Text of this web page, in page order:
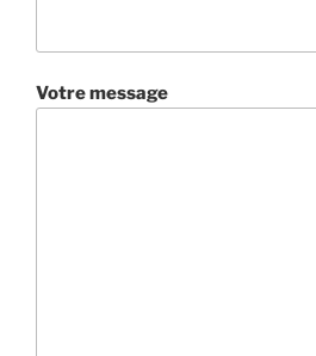
Votre message